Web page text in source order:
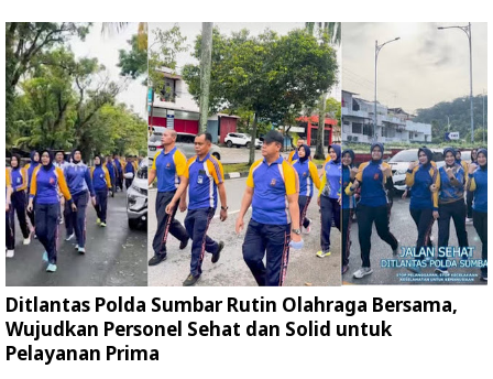
Ditlantas Polda Sumbar Rutin Olahraga Bersama,
Wujudkan Personel Sehat dan Solid untuk
Pelayanan Prima